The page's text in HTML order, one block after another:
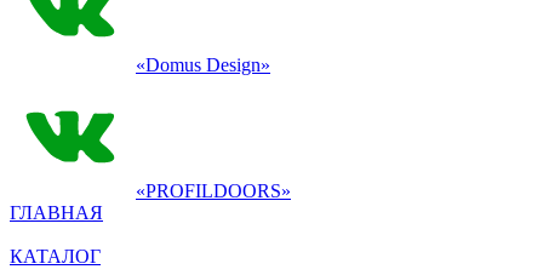
«Domus Design»
«PROFILDOORS»
ГЛАВНАЯ
КАТАЛОГ